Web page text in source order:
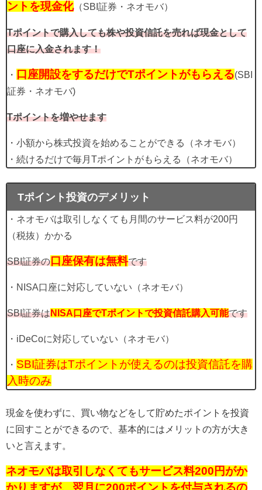
ントを現金化（SBI証券・ネオモバ）
Tポイントで購入しても株や投資信託を売れば現金として
口座に入金されます！
・ 口座開設をするだけでTポイントがもらえる(SBI
証券・ネオモバ)
Tポイントを増やせます
・小額から株式投資を始めることができる（ネオモバ）
・続けるだけで毎月Tポイントがもらえる（ネオモバ）
Tポイント投資のデメリット
・ネオモバは取引しなくても月間のサービス料が200円
（税抜）かかる
SBI証券の 口座保有は無料です
・NISA口座に対応していない（ネオモバ）
SBI証券はNISA口座でTポイントで投資信託購入可能です
・iDeCoに対応していない（ネオモバ）
・ SBI証券はTポイントが使えるのは投資信託を購
入時のみ
現金を使わずに、買い物などをして貯めたポイントを投資
に回すことができるので、基本的にはメリットの方が大き
いと言えます。
ネオモバは取引しなくてもサービス料200円がか
かりますが、翌月に200ポイントを付与されるの